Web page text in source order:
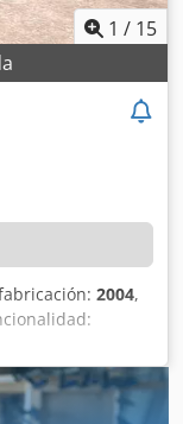
1 / 15
2004,
pieza (máx.):980
de la
hasta el